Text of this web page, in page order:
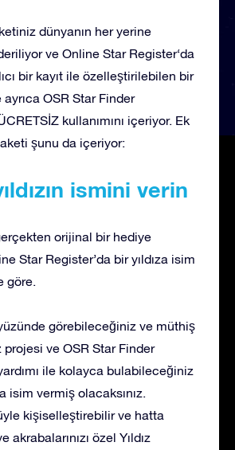
dünyanın her yerine
ve Online Star Register‘da
bir kayıt ile özelleştirilebilen bir
ayrıca OSR Star Finder
kullanımını içeriyor. Ek
şunu da içeriyor:
ismini verin
orijinal bir hediye
Star Register’da bir yıldıza isim
göre.
görebileceğiniz ve müthiş
projesi ve OSR Star Finder
ile kolayca bulabileceğiniz
isim vermiş olacaksınız.
kişiselleştirebilir ve hatta
akrabalarınızı özel Yıldız